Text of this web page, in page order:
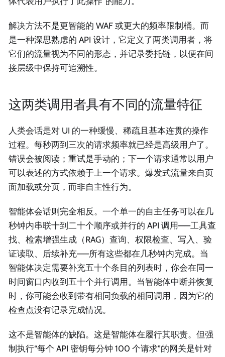
解决方法不是更智能的 WAF 或更大的频率限制桶。而
是一种深思熟虑的 API 设计，它定义了两类调用者，将
它们的流量视为不同的形态，并记录委托链，以便在间
接层级中保持可追溯性。
这两类调用者具有不同的流量特征
人类会话是对 UI 的一种缓慢、稀疏且基本连贯的操作
过程。每秒两到三次的请求频率就已经是高级用户了。
错误会被阅读；重试是手动的；下一个请求通常以用户
可以表述的方式依赖于上一个请求。爆发式流量来自页
面加载或分页，而非自主性行为。
智能体会话则完全相反。一个单一的自主任务可以在几
秒钟内串联十到二十个顺序或并行的 API 调用——工具查
找、检索增强生成（RAG）查询、权限检查、写入、验
证读取、后续补充——所有这些都在几秒钟内完成。当
智能体决定需要补充五十个条目的列表时，你会在同一
时间窗口内收到五十个并行调用。当智能体中断并恢复
时，你可能会收到带有相同负载的相同调用，因为它的
检查点没有记录完成情况。
这不是智能体的缺陷。这是智能体在履行其职责。但强
制执行“每个 API 密钥每分钟 100 个请求”的网关是针对